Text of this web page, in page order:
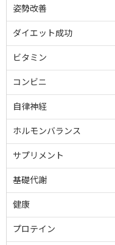
姿勢改善
ダイエット成功
ビタミン
コンビニ
自律神経
ホルモンバランス
サプリメント
基礎代謝
健康
プロテイン